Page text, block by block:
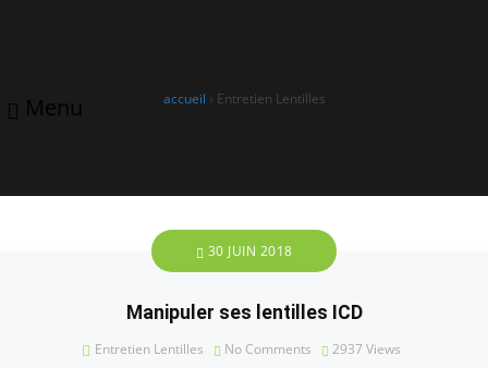
Menu accueil › Entretien Lentilles
30 JUIN 2018
Manipuler ses lentilles ICD
Entretien Lentilles No Comments 2937 Views